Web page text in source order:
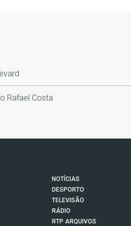
Rafael Costa
NOTÍCIAS
DESPORTO
TELEVISÃO
RÁDIO
RTP ARQUIVOS